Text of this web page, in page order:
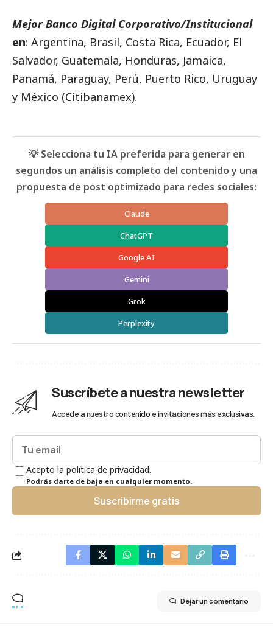
Mejor Banco Digital Corporativo/Institucional
en: Argentina, Brasil, Costa Rica, Ecuador, El
Salvador, Guatemala, Honduras, Jamaica,
Panamá, Paraguay, Perú, Puerto Rico, Uruguay
y México (Citibanamex).
💡 Selecciona tu IA preferida para generar en
segundos un análisis completo del contenido y una
propuesta de post optimizado para redes sociales:
Claude
ChatGPT
Google AI
Gemini
Grok
Perplexity
Suscríbete a nuestra newsletter
Accede a nuestro contenido e invitaciones más exclusivas.
Acepto la política de privacidad.
Podrás darte de baja en cualquier momento.
Suscribirme gratis
Dejar un comentario